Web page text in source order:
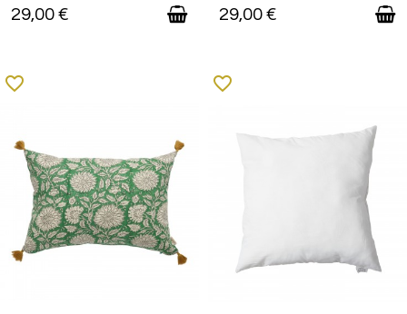
29,00 € 29,00 €
favorite_border favorite_border